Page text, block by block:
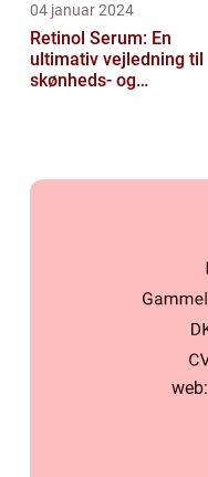
04 januar 2024
Retinol Serum: En
ultimativ vejledning til
skønheds- og
web: